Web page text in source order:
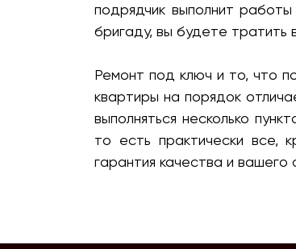
подрядчик выполнит
бригаду, вы будете тратить
Ремонт под ключ и то, что
квартиры на порядок
выполняться несколько
то есть практически все,
гарантия качества и вашего